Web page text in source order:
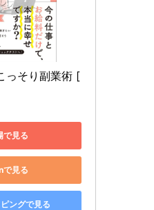
っそり副業術 [
で見る
見る
ングで見る